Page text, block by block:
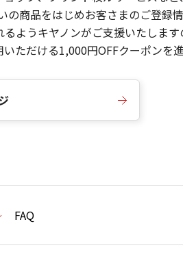
商品をはじめお客さまのご登録
ようキヤノンがご支援いたしま
ただける1,000円OFFクーポンを進
FAQ